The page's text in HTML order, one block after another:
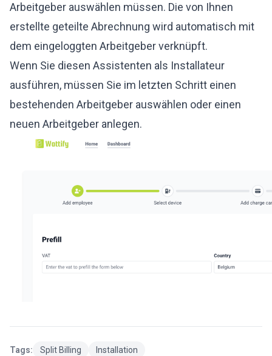
Arbeitgeber auswählen müssen. Die von Ihnen
erstellte geteilte Abrechnung wird automatisch mit
dem eingeloggten Arbeitgeber verknüpft.
Wenn Sie diesen Assistenten als Installateur
ausführen, müssen Sie im letzten Schritt einen
bestehenden Arbeitgeber auswählen oder einen
neuen Arbeitgeber anlegen.
Tags: Split Billing Installation